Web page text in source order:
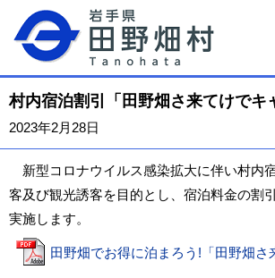
村内宿泊割引「田野畑さ来てけでキ
2023年2月28日
新型コロナウイルス感染拡大に伴い村内
客及び観光誘客を目的とし、宿泊料金の割
実施します。
田野畑でお得に泊まろう!「田野畑さ